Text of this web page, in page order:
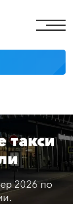
такси
2026 по